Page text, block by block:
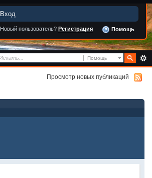
Вход
Новый пользователь? Регистрация Помощь
Помощь
Просмотр новых публикаций